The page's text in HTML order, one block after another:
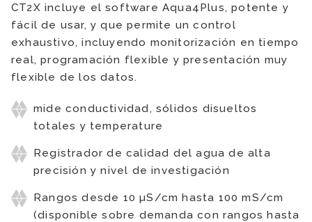
CT2X incluye el software Aqua4Plus, potente y
fácil de usar, y que permite un control
exhaustivo, incluyendo monitorización en tiempo
real, programación flexible y presentación muy
flexible de los datos.
mide conductividad, sólidos disueltos
totales y temperature
Registrador de calidad del agua de alta
precisión y nivel de investigación
Rangos desde 10 µS/cm hasta 100 mS/cm
(disponible sobre demanda con rangos hasta